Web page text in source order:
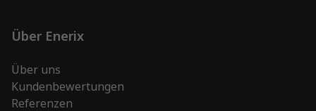
Über Enerix
Über uns
Kundenbewertungen
Referenzen